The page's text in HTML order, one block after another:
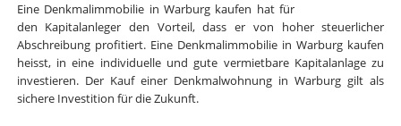
Eine Denkmalimmobilie in Warburg kaufen hat für
den Kapitalanleger den Vorteil, dass er von hoher steuerlicher
Abschreibung profitiert. Eine Denkmalimmobilie in Warburg kaufen
heisst, in eine individuelle und gute vermietbare Kapitalanlage zu
investieren. Der Kauf einer Denkmalwohnung in Warburg gilt als
sichere Investition für die Zukunft.